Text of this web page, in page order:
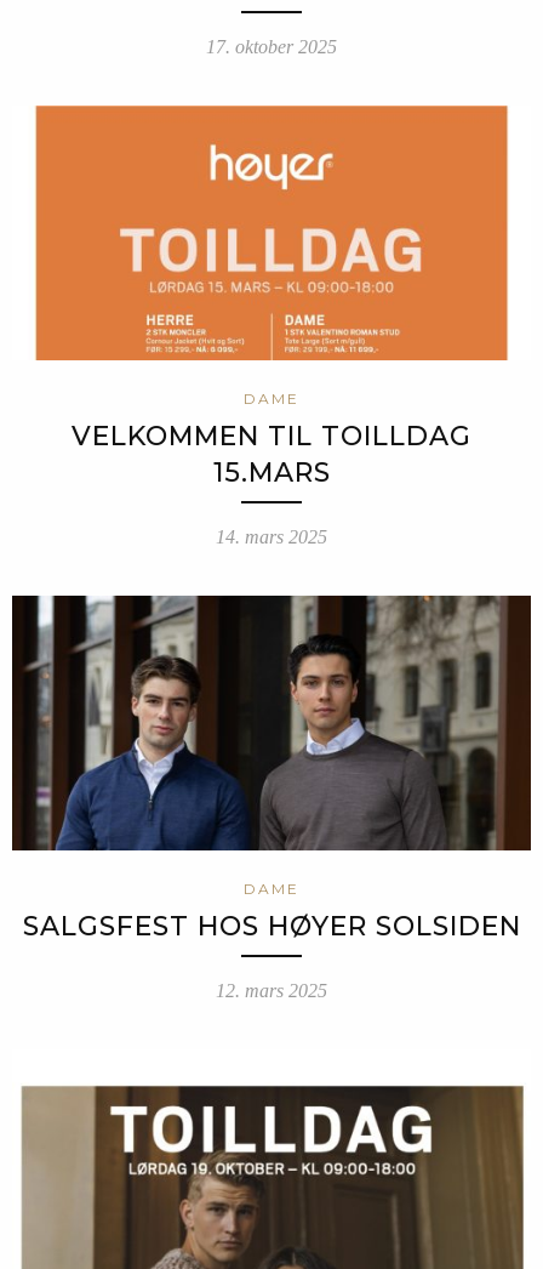
17. oktober 2025
DAME
VELKOMMEN TIL TOILLDAG
15.MARS
14. mars 2025
DAME
SALGSFEST HOS HØYER SOLSIDEN
12. mars 2025